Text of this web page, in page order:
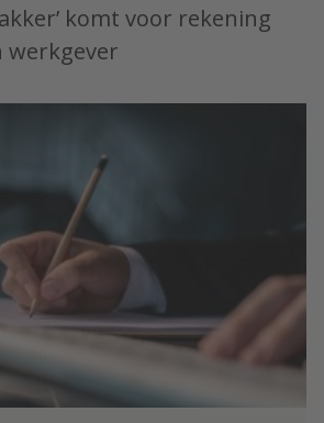
komt voor rekening
werkgever